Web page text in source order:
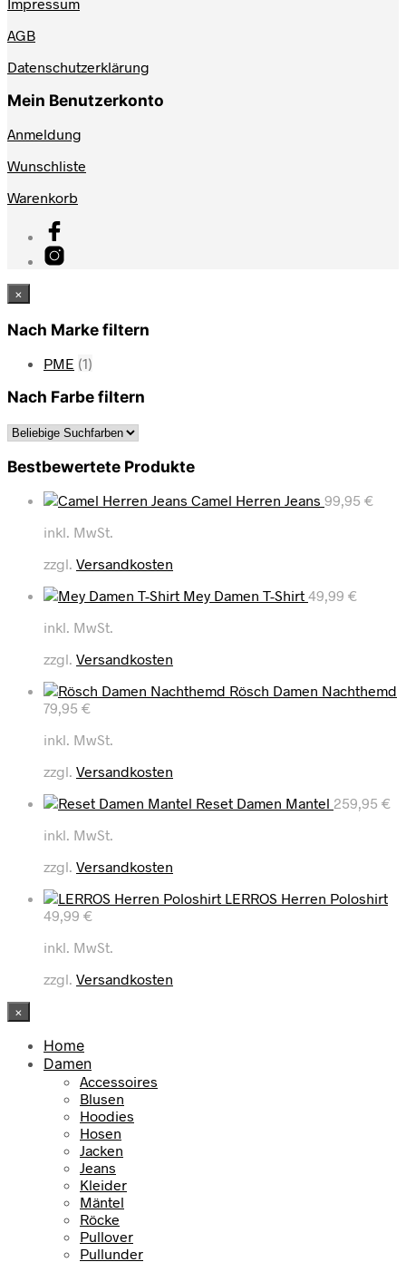
AGB
Datenschutzerklärung
Mein Benutzerkonto
Anmeldung
Wunschliste
Warenkorb
×
Nach Marke filtern
PME (1)
Nach Farbe filtern
Bestbewertete Produkte
Camel Herren Jeans 99,95 €
inkl. MwSt.
zzgl. Versandkosten
Mey Damen T-Shirt 49,99 €
inkl. MwSt.
zzgl. Versandkosten
Rösch Damen Nachthemd
79,95 €
inkl. MwSt.
zzgl. Versandkosten
Reset Damen Mantel 259,95 €
inkl. MwSt.
zzgl. Versandkosten
LERROS Herren Poloshirt
49,99 €
inkl. MwSt.
zzgl. Versandkosten
×
Home
Damen
Accessoires
Blusen
Hoodies
Hosen
Jacken
Jeans
Kleider
Mäntel
Röcke
Pullover
Pullunder